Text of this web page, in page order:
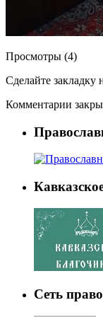
Просмотры (4)
Сделайте закладку
Комментарии
Сеть